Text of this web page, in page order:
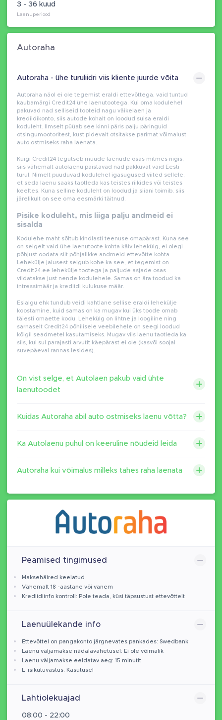
3 - 36 kuud
Laenuperiood
Autoraha
Autoraha - ühe turuliidri viis kliente juurde võita
Autoraha näol ei ole tegemist eraldi ettevõttega, vaid tuntud
kaubamärgi Credit24 ühe laenutootega. Kui oma kodulehel
pakuvad nad selliseid tooteid nagu väikelaen ja
krediidikonto, siis autode kohalt on loodud suisa eraldi
koduleht. Ilmselt püüab see kinni päris palju päringuid
otsingumootoritest, kust pidevalt otsitakse parimat võimalust
auto ostmiseks raha laenata.
Kuigi Credit24 tegutseb muude laenude osas mitmes riigis,
siis vähemalt autolaenu paistavad nad pakkuvat vaid Eesti
turul. Nimelt puuduvad kodulehel igasugused viited sellele,
et seda laenu saaks taotleda kas teistes riikides või teistes
keeltes. Kuna selline koduleht on loodud ja siiani toimib, siis
järelikult on see oma eesmärki täitnud.
Pisike koduleht, mis liiga palju andmeid ei
sisalda
Kodulehe maht sõltub kindlasti teenuse omapärast. Kuna see
on selgelt vaid ühe laenutoote kohta käiv lehekülg, ei olegi
põhjust oodata siit põhjalikke andmeid ettevõtte kohta.
Lehekülje jalusest selgub kohe ka see, et tegemist on
Credit24.ee lehekülje tootega ja paljude asjade osas
viidatakse just nende kodulehele. Samas on ära toodud ka
intressimäär ja krediidi kulukuse määr.
Esialgu ehk tundub veidi kahtlane sellise eraldi lehekülje
koostamine, kuid samas on ka mugav kui üks toode omab
täiesti omaette kodu. Lehekülg on lihtne ja loogiline ning
sarnaselt Credit24 põhilisele veebilehele on seegi loodud
kõigil seadmetel kasutamiseks. Mugav viis laenu taotleda ka
siis, kui sul parajasti arvutit käepärast ei ole (kasvõi soojal
suvepäeval rannas lesides).
On vist selge, et Autolaen pakub vaid ühte
laenutoodet
Kuidas Autoraha abil auto ostmiseks laenu võtta?
Ka Autolaenu puhul on keeruline nõudeid leida
Autoraha kui võimalus milleks tahes raha laenata
Peamised tingimused
Maksehäired keelatud
Vähemalt 18 -aastane või vanem
Krediidiinfo kontroll: Pole teada, küsi täpsustust ettevõttelt
Laenuülekande info
Ettevõttel on pangakonto järgnevates pankades: Swedbank
Laenu väljamakse nädalavahetusel: Ei ole võimalik
Laenu väljamakse eeldatav aeg: 15 minutit
E-isikutuvastus: Kasutusel
Lahtiolekuajad
08:00 - 22:00